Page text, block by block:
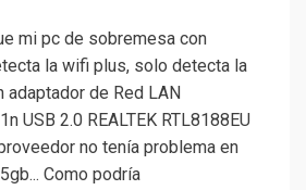
mi pc de sobremesa con
la wifi plus, solo detecta la
adaptador de Red LAN
USB 2.0 REALTEK RTL8188EU
no tenía problema en
Como podría